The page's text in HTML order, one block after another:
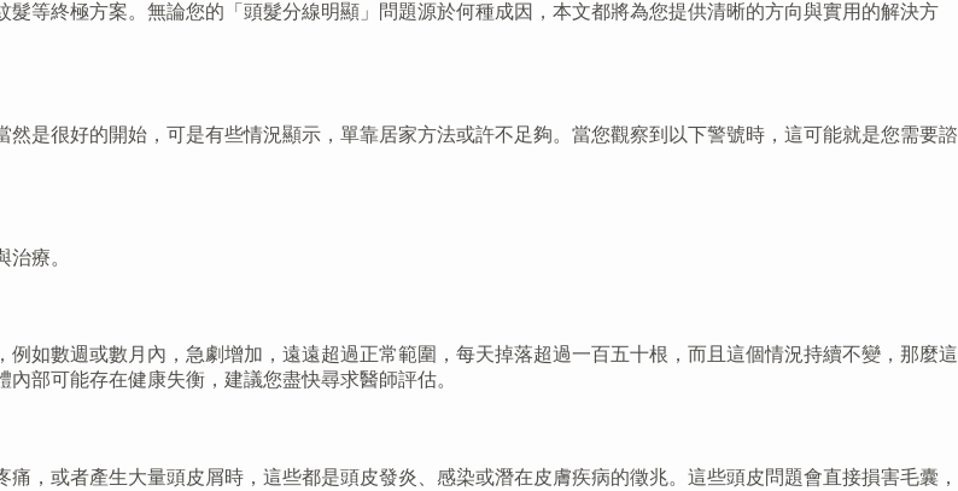
等終極方案。無論您的「頭髮分線明顯」問題源於何種成因，本文都將為您提供清晰的方向與實用的解決方
是很好的開始，可是有些情況顯示，單靠居家方法或許不足夠。當您觀察到以下警號時，這可能就是您需要諮
療。
如數週或數月內，急劇增加，遠遠超過正常範圍，每天掉落超過一百五十根，而且這個情況持續不變，那麼這
部可能存在健康失衡，建議您盡快尋求醫師評估。
，或者產生大量頭皮屑時，這些都是頭皮發炎、感染或潛在皮膚疾病的徵兆。這些頭皮問題會直接損害毛囊，